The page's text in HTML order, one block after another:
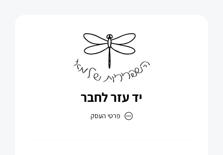
יד עזר לחבר
פרטי העסק